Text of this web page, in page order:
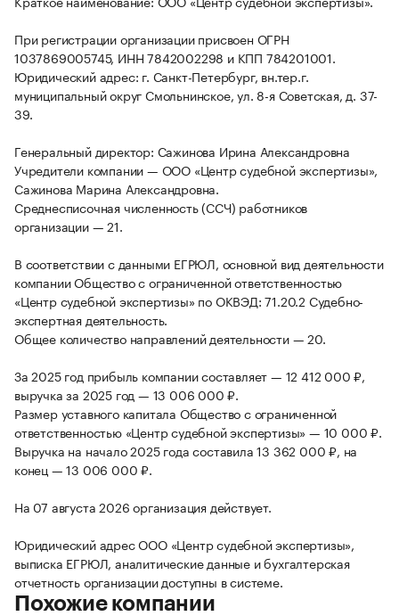
При регистрации организации присвоен ОГРН
1037869005745, ИНН 7842002298 и КПП 784201001.
Юридический адрес: г. Санкт-Петербург, вн.тер.г.
муниципальный округ Смольнинское, ул. 8-я Советская, д. 37-
39.
Генеральный директор: Сажинова Ирина Александровна
Учредители компании — ООО «Центр судебной экспертизы»,
Сажинова Марина Александровна.
Среднесписочная численность (ССЧ) работников
организации — 21.
В соответствии с данными ЕГРЮЛ, основной вид деятельности
компании Общество с ограниченной ответственностью
«Центр судебной экспертизы» по ОКВЭД: 71.20.2 Судебно-
экспертная деятельность.
Общее количество направлений деятельности — 20.
За 2025 год прибыль компании составляет — 12 412 000 ₽,
выручка за 2025 год — 13 006 000 ₽.
Размер уставного капитала Общество с ограниченной
ответственностью «Центр судебной экспертизы» — 10 000 ₽.
Выручка на начало 2025 года составила 13 362 000 ₽, на
конец — 13 006 000 ₽.
На 07 августа 2026 организация действует.
Юридический адрес ООО «Центр судебной экспертизы»,
выписка ЕГРЮЛ, аналитические данные и бухгалтерская
отчетность организации доступны в системе.
Похожие компании